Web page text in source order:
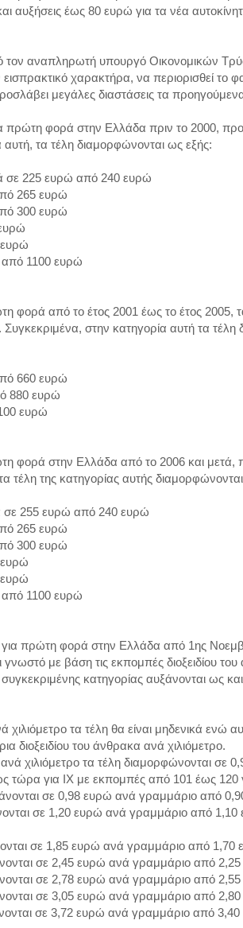
αυξήσεις έως 80 ευρώ για τα νέα
τον αναπληρωτή υπουργό Οικονομικών
εισπρακτικό χαρακτήρα, να περιορισθεί το
μεγάλες διαστάσεις τα
πρώτη φορά στην Ελλάδα πριν το 2000,
τα τέλη διαμορφώνονται ως εξής:
σε 225 ευρώ από 240 ευρώ
265 ευρώ
300 ευρώ
από 1100 ευρώ
φορά από το έτος 2001 έως το έτος 2005,
στην κατηγορία αυτή τα τέλη
660 ευρώ
880 ευρώ
ευρώ
φορά στην Ελλάδα από το 2006 και μετά,
της κατηγορίας αυτής
σε 255 ευρώ από 240 ευρώ
265 ευρώ
300 ευρώ
από 1100 ευρώ
για πρώτη φορά στην Ελλάδα από 1ης
με βάση τις εκπομπές διοξειδίου
κατηγορίας αυξάνονται ως
τα τέλη θα είναι μηδενικά ενώ
διοξειδίου του άνθρακα ανά χιλιόμετρο.
χιλιόμετρο τα τέλη διαμορφώνονται σε
τώρα για ΙΧ με εκπομπές από 101 έως 120
σε 0,98 ευρώ ανά γραμμάριο από
σε 1,20 ευρώ ανά γραμμάριο από 1,10
σε 1,85 ευρώ ανά γραμμάριο από 1,70
σε 2,45 ευρώ ανά γραμμάριο από
σε 2,78 ευρώ ανά γραμμάριο από
σε 3,05 ευρώ ανά γραμμάριο από
σε 3,72 ευρώ ανά γραμμάριο από